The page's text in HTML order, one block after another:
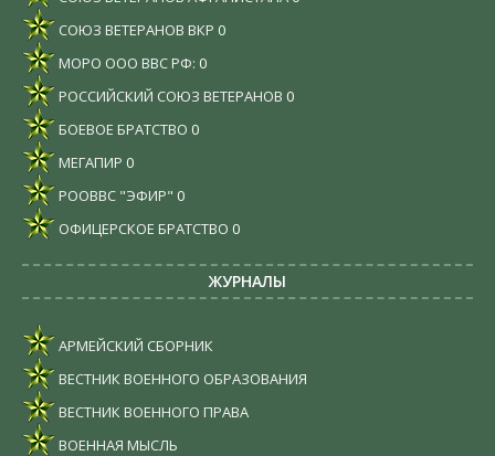
СОЮЗ ВЕТЕРАНОВ ВКР 0
МОРО ООО ВВС РФ: 0
РОССИЙСКИЙ СОЮЗ ВЕТЕРАНОВ 0
БОЕВОЕ БРАТСТВО 0
МЕГАПИР 0
РООВВС "ЭФИР" 0
ОФИЦЕРСКОЕ БРАТСТВО 0
ЖУРНАЛЫ
АРМЕЙСКИЙ СБОРНИК
ВЕСТНИК ВОЕННОГО ОБРАЗОВАНИЯ
ВЕСТНИК ВОЕННОГО ПРАВА
ВОЕННАЯ МЫСЛЬ